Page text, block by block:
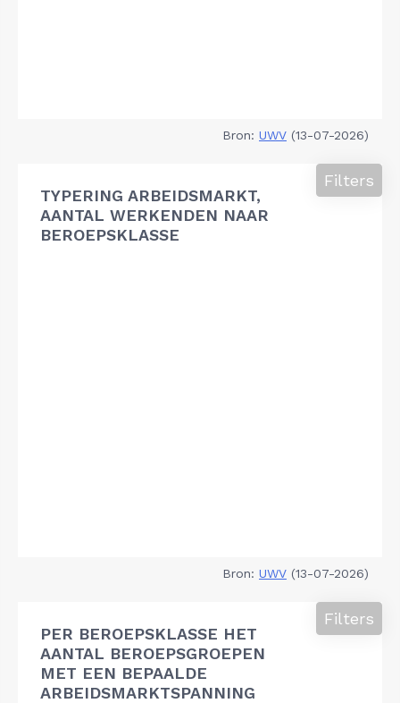
Bron: UWV (13-07-2026)
TYPERING ARBEIDSMARKT,
AANTAL WERKENDEN NAAR
BEROEPSKLASSE
Filters
Bron: UWV (13-07-2026)
PER BEROEPSKLASSE HET
AANTAL BEROEPSGROEPEN
MET EEN BEPAALDE
ARBEIDSMARKTSPANNING
Filters